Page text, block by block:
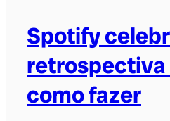
Spotify
retrospectiva
como fazer